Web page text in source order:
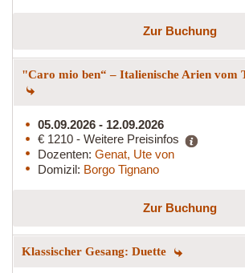
Zur Buchung
"Caro mio ben“ – Italienische Arien vom
05.09.2026 - 12.09.2026
€ 1210 - Weitere Preisinfos
Dozenten: Genat, Ute von
Domizil: Borgo Tignano
Zur Buchung
Klassischer Gesang: Duette